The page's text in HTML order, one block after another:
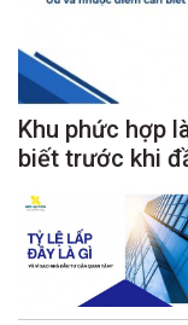
Khu phức hợp
biết trước khi